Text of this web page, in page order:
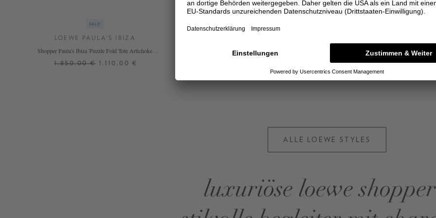
SALE
LOEWE PAULA'S IBIZA
Shopper Paula's Ibiza 'Puzzle Fold Tote Artichoke
1.850,00 € 1.110,00 €
ALLE LOEWE STYLES
luxuriöse loewe